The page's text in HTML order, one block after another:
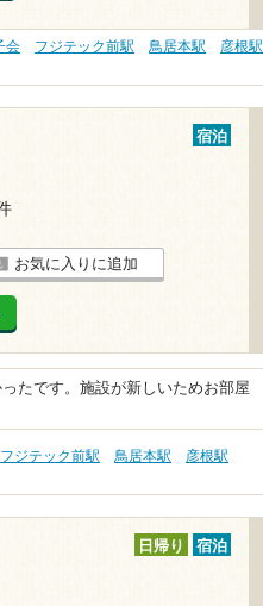
会 フジテック前駅 鳥居本駅
彦根駅
宿泊
お気に入りに追加
たです。施設が新しいためお部屋
フジテック前駅 鳥居本駅
彦根駅
日帰り 宿泊